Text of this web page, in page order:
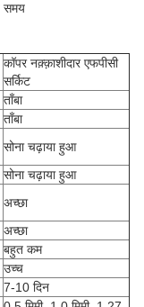
समय
कॉपर नक़्क़ाशीदार एफपीसी
सर्किट
ताँबा
ताँबा
सोना चढ़ाया हुआ
सोना चढ़ाया हुआ
अच्छा
अच्छा
बहुत कम
उच्च
7-10 दिन